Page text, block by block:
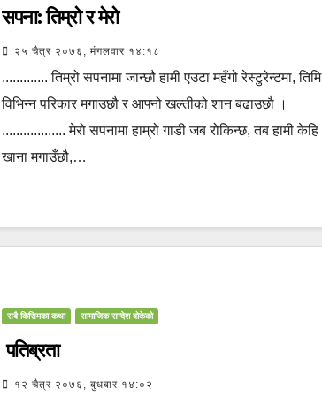
सपना: तिम्रो र मेरो
२५ चैत्र २०७६, मंगलवार १४:१८
............. तिम्रो सपनामा जान्छौ हामी एउटा महँगो रेस्टुरेन्टमा, तिमि
विभिन्न परिकार मगाउछौ र आफ्नो खल्तीको शान बढाउछौ ।
.................. मेरो सपनामा हाम्रो गाडी जब रोकिन्छ, तब हामी केहि
खाना मगाउँछौ,…
सबै किसिमका कथा सामाजिक सन्देश बोकेको
पतिब्रता
१२ चैत्र २०७६, बुधबार १४:०२